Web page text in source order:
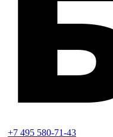
+7 495 580-71-43